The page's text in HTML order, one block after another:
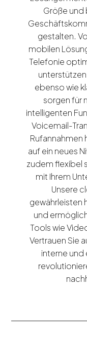
Größe und
gestalten.
mobilen
Telefonie
ebenso wie
sorgen für
intelligenten
Voicemail-
Rufannahmen
auf ein neues
zudem flexibel
mit Ihrem
Unsere
gewährleisten
und
Tools wie
Vertrauen Sie
interne und